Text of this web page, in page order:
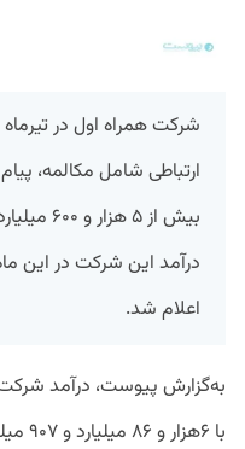
شرکت همراه اول در
ارتباطی شامل مکالمه،
بیش از
اعلام شد.
به‌گزارش پیوست، درآمد شرکت